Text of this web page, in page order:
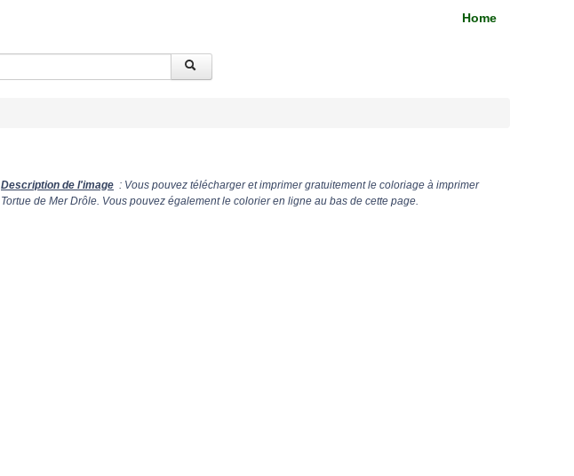
Home
Description de l'image : Vous pouvez télécharger et imprimer gratuitement le coloriage à imprimer
Tortue de Mer Drôle. Vous pouvez également le colorier en ligne au bas de cette page.